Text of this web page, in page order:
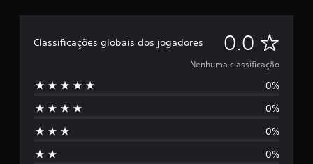
Classificações globais dos jogadores 0.0 N
e
n
h
Nenhuma classificação
0%
0%
0%
0%